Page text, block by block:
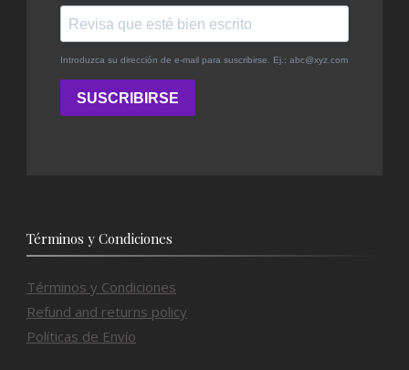
Términos y Condiciones
Términos y Condiciones
Refund and returns policy
Políticas de Envío